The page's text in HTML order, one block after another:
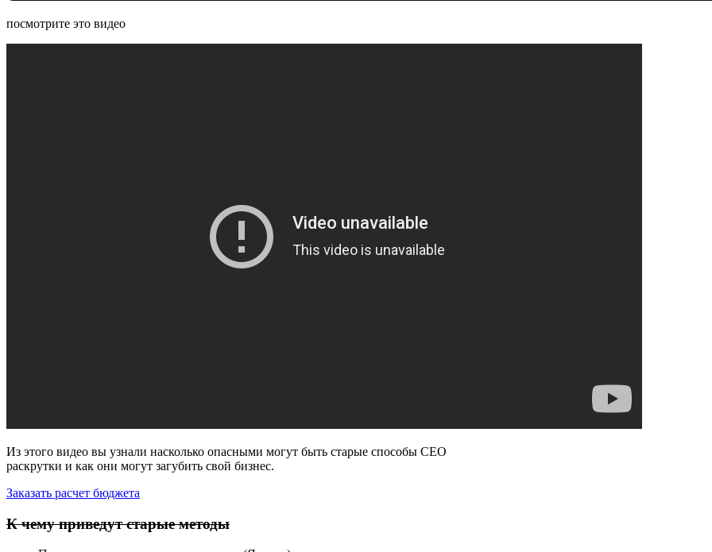
посмотрите это видео
Из этого видео вы узнали насколько опасными могут быть старые способы СЕО
раскрутки и как они могут загубить свой бизнес.
Заказать расчет бюджета
К чему приведут старые методы